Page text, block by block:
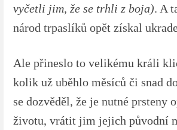
vyčetli jim, že se trhli z boja). A
národ trpaslíků opět získal
Ale přineslo to velikému králi
kolik už uběhlo měsíců či snad
se dozvěděl, že je nutné prsteny
životu, vrátit jim jejich původní